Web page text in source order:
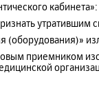
кабинета»:
утратившим
(оборудования)»
приемником